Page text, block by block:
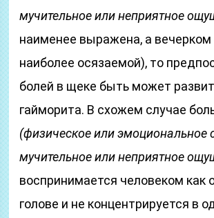
мучительное или неприятное
наименее выражена, а вечерком
наиболее осязаемой), то
болей в щеке быть может
гайморита. В схожем случае
(физическое или эмоциональное
мучительное или неприятное
воспринимается человеком как
голове и не концентрируется в